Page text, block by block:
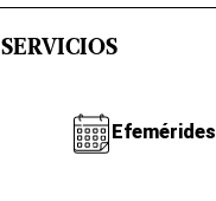
SERVICIOS
Efemérides